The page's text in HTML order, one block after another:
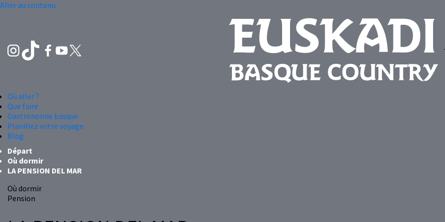
Aller au contenu
Où aller ?
Que faire
Gastronomie basque
Planifiez votre voyage
Blog
Départ
Où dormir
LA PENSION DEL MAR
Où dormir
Pension